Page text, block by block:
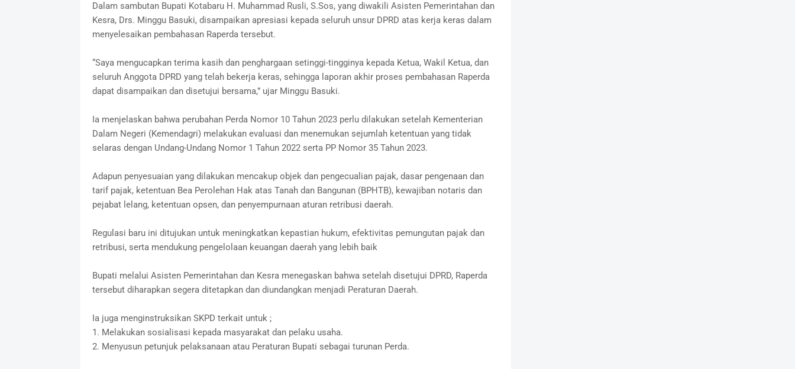
Dalam sambutan Bupati Kotabaru H. Muhammad Rusli, S.Sos, yang diwakili Asisten Pemerintahan dan
Kesra, Drs. Minggu Basuki, disampaikan apresiasi kepada seluruh unsur DPRD atas kerja keras dalam
menyelesaikan pembahasan Raperda tersebut.
“Saya mengucapkan terima kasih dan penghargaan setinggi-tingginya kepada Ketua, Wakil Ketua, dan
seluruh Anggota DPRD yang telah bekerja keras, sehingga laporan akhir proses pembahasan Raperda
dapat disampaikan dan disetujui bersama,” ujar Minggu Basuki.
Ia menjelaskan bahwa perubahan Perda Nomor 10 Tahun 2023 perlu dilakukan setelah Kementerian
Dalam Negeri (Kemendagri) melakukan evaluasi dan menemukan sejumlah ketentuan yang tidak
selaras dengan Undang-Undang Nomor 1 Tahun 2022 serta PP Nomor 35 Tahun 2023.
Adapun penyesuaian yang dilakukan mencakup objek dan pengecualian pajak, dasar pengenaan dan
tarif pajak, ketentuan Bea Perolehan Hak atas Tanah dan Bangunan (BPHTB), kewajiban notaris dan
pejabat lelang, ketentuan opsen, dan penyempurnaan aturan retribusi daerah.
Regulasi baru ini ditujukan untuk meningkatkan kepastian hukum, efektivitas pemungutan pajak dan
retribusi, serta mendukung pengelolaan keuangan daerah yang lebih baik
Bupati melalui Asisten Pemerintahan dan Kesra menegaskan bahwa setelah disetujui DPRD, Raperda
tersebut diharapkan segera ditetapkan dan diundangkan menjadi Peraturan Daerah.
Ia juga menginstruksikan SKPD terkait untuk ;
1. Melakukan sosialisasi kepada masyarakat dan pelaku usaha.
2. Menyusun petunjuk pelaksanaan atau Peraturan Bupati sebagai turunan Perda.